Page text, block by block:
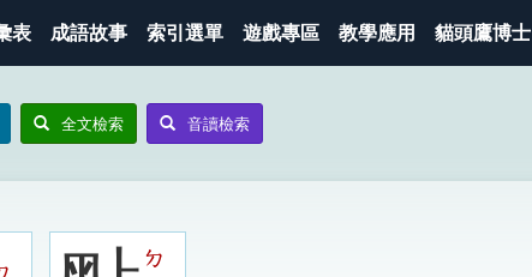
表 成語故事 索引選單 遊戲專區 教學應用 貓頭鷹博士
全文檢索 音讀檢索
ㄉ